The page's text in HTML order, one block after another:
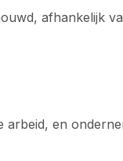
afhankelijk
en